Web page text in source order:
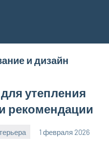
и дизайн
утепления
рекомендации
1 февраля 2026